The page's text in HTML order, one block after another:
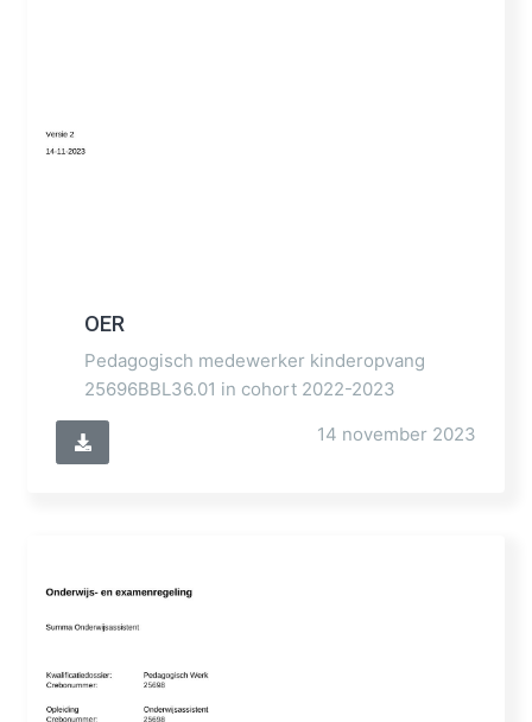
OER
Pedagogisch medewerker kinderopvang
25696BBL36.01 in cohort 2022-2023
14 november 2023